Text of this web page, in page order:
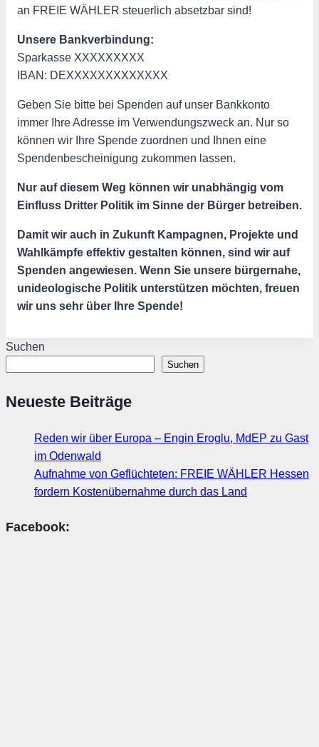
an FREIE WÄHLER steuerlich absetzbar sind!
Unsere Bankverbindung:
Sparkasse XXXXXXXXX
IBAN: DEXXXXXXXXXXXXX
Geben Sie bitte bei Spenden auf unser Bankkonto
immer Ihre Adresse im Verwendungszweck an. Nur so
können wir Ihre Spende zuordnen und Ihnen eine
Spendenbescheinigung zukommen lassen.
Nur auf diesem Weg können wir unabhängig vom
Einfluss Dritter Politik im Sinne der Bürger betreiben.
Damit wir auch in Zukunft Kampagnen, Projekte und
Wahlkämpfe effektiv gestalten können, sind wir auf
Spenden angewiesen. Wenn Sie unsere bürgernahe,
unideologische Politik unterstützen möchten, freuen
wir uns sehr über Ihre Spende!
Suchen
Suchen
Neueste Beiträge
Reden wir über Europa – Engin Eroglu, MdEP zu Gast
im Odenwald
Aufnahme von Geflüchteten: FREIE WÄHLER Hessen
fordern Kostenübernahme durch das Land
Facebook: